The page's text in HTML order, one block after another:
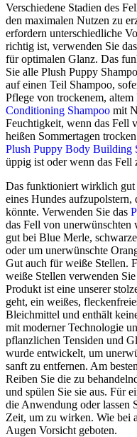
Verschiedene Stadien des
den maximalen Nutzen zu
erfordern unterschiedliche
richtig ist, verwenden Sie das
für optimalen Glanz. Das
Sie alle Plush Puppy
auf einen Teil Shampoo,
Pflege von trockenem,
Conditioning Shampoo mit
Feuchtigkeit, wenn das Fell
heißen Sommertagen
Plush Puppy Body Building
üppig ist oder wenn das Fell
Das funktioniert wirklich gut
eines Hundes aufzupolstern,
könnte. Verwenden Sie das
das Fell von unerwünschten
gut bei Blue Merle,
oder um unerwünschte
Gut auch für weiße Stellen.
weiße Stellen verwenden Sie
Produkt ist eine unserer
geht, ein weißes,
Bleichmittel und enthält
mit moderner Technologie
pflanzlichen Tensiden und
wurde entwickelt, um
sanft zu entfernen. Am
Reiben Sie die zu
und spülen Sie sie aus. Für
die Anwendung oder lassen
Zeit, um zu wirken. Wie bei
Augen Vorsicht geboten.